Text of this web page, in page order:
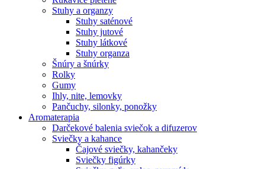
Stuhy a organzy
Stuhy saténové
Stuhy jutové
Stuhy látkové
Stuhy organza
Šnúry a šnúrky
Rolky
Gumy
Ihly, nite, lemovky
Pančuchy, silonky, ponožky
Aromaterapia
Darčekové balenia sviečok a difuzerov
Sviečky a kahance
Čajové sviečky, kahančeky
Sviečky figúrky